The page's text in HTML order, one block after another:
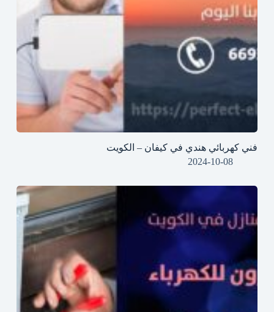
فني كهربائي هندي في كيفان – الكويت
2024-10-08